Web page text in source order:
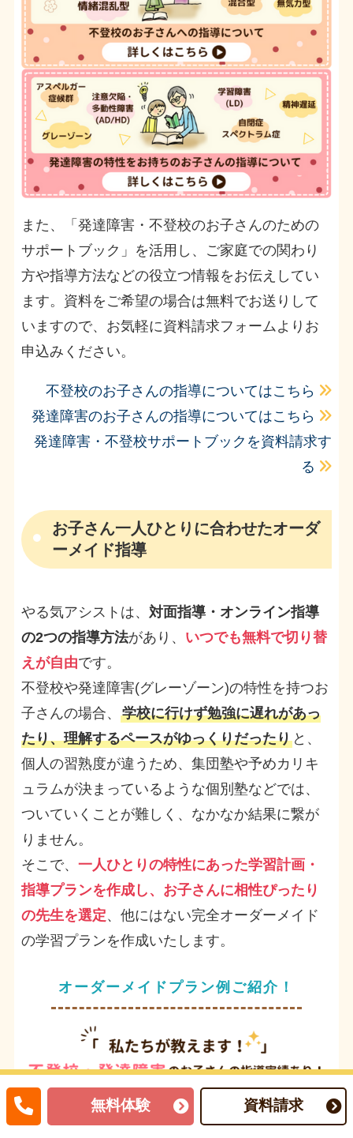
また、「発達障害・不登校のお子さんのための
サポートブック」を活用し、ご家庭での関わり
方や指導方法などの役立つ情報をお伝えしてい
ます。資料をご希望の場合は無料でお送りして
いますので、お気軽に資料請求フォームよりお
申込みください。
不登校のお子さんの指導についてはこちら
発達障害のお子さんの指導についてはこちら
発達障害・不登校サポートブックを資料請求す
る
お子さん一人ひとりに合わせたオーダ
ーメイド指導
やる気アシストは、 対面指導・オンライン指導
の2つの指導方法があり、 いつでも無料で切り替
えが自由です。
不登校や発達障害(グレーゾーン)の特性を持つお
子さんの場合、 学校に行けず勉強に遅れがあっ
たり、理解するペースがゆっくりだったりと、
個人の習熟度が違うため、集団塾や予めカリキ
ュラムが決まっているような個別塾などでは、
ついていくことが難しく、なかなか結果に繋が
りません。
そこで、 一人ひとりの特性にあった学習計画・
指導プランを作成し、お子さんに相性ぴったり
の先生を選定、他にはない完全オーダーメイド
の学習プランを作成いたします。
オーダーメイドプラン例ご紹介！
無料体験 資料請求